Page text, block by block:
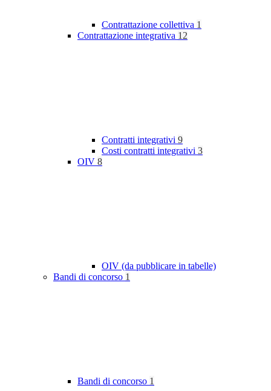
Contrattazione collettiva 1
Contrattazione integrativa 12
Contratti integrativi 9
Costi contratti integrativi 3
OIV 8
OIV (da pubblicare in tabelle)
Bandi di concorso 1
Bandi di concorso 1